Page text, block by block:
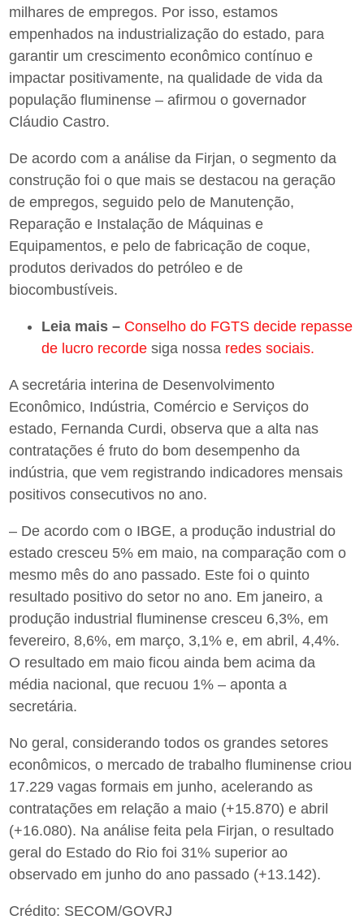
milhares de empregos. Por isso, estamos
empenhados na industrialização do estado, para
garantir um crescimento econômico contínuo e
impactar positivamente, na qualidade de vida da
população fluminense – afirmou o governador
Cláudio Castro.
De acordo com a análise da Firjan, o segmento da
construção foi o que mais se destacou na geração
de empregos, seguido pelo de Manutenção,
Reparação e Instalação de Máquinas e
Equipamentos, e pelo de fabricação de coque,
produtos derivados do petróleo e de
biocombustíveis.
Leia mais – Conselho do FGTS decide repasse
de lucro recorde siga nossa redes sociais.
A secretária interina de Desenvolvimento
Econômico, Indústria, Comércio e Serviços do
estado, Fernanda Curdi, observa que a alta nas
contratações é fruto do bom desempenho da
indústria, que vem registrando indicadores mensais
positivos consecutivos no ano.
– De acordo com o IBGE, a produção industrial do
estado cresceu 5% em maio, na comparação com o
mesmo mês do ano passado. Este foi o quinto
resultado positivo do setor no ano. Em janeiro, a
produção industrial fluminense cresceu 6,3%, em
fevereiro, 8,6%, em março, 3,1% e, em abril, 4,4%.
O resultado em maio ficou ainda bem acima da
média nacional, que recuou 1% – aponta a
secretária.
No geral, considerando todos os grandes setores
econômicos, o mercado de trabalho fluminense criou
17.229 vagas formais em junho, acelerando as
contratações em relação a maio (+15.870) e abril
(+16.080). Na análise feita pela Firjan, o resultado
geral do Estado do Rio foi 31% superior ao
observado em junho do ano passado (+13.142).
Crédito: SECOM/GOVRJ